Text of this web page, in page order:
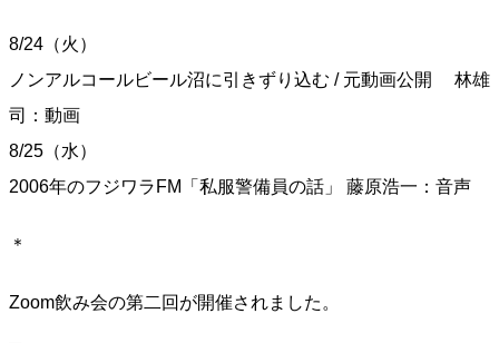
8/24（火）
ノンアルコールビール沼に引きずり込む / 元動画公開 林雄
司：動画
8/25（水）
2006年のフジワラFM「私服警備員の話」 藤原浩一：音声
＊
Zoom飲み会の第二回が開催されました。